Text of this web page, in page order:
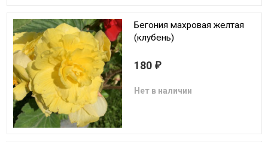
Бегония махровая желтая
(клубень)
180 ₽
Нет в наличии